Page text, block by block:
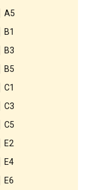
A5
B1
B3
B5
C1
C3
C5
E2
E4
E6